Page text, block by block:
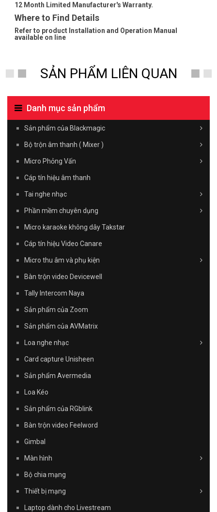
12 Month Limited Manufacturer's Warranty.
Where to Find Details
Refer to product Installation and Operation Manual
available on line
SẢN PHẨM LIÊN QUAN
Danh mục sản phẩm
Sản phẩm của Blackmagic
Bộ trộn âm thanh ( Mixer )
Micro Phỏng Vấn
Cáp tín hiệu âm thanh
Tai nghe nhạc
Phần mềm chuyên dụng
Micro karaoke không dây Takstar
Cáp tín hiệu Video Canare
Micro thu âm và phụ kiện
Bàn trộn video Devicewell
Tally Intercom Naya
Sản phẩm của Zoom
Sản phẩm của AVMatrix
Loa nghe nhạc
Card capture Unisheen
Sản phẩm Avermedia
Loa Kéo
Sản phẩm của RGblink
Bàn trộn video Feelword
Gimbal
Màn hình
Bộ chia mạng
Thiết bị mạng
Laptop dành cho Livestream